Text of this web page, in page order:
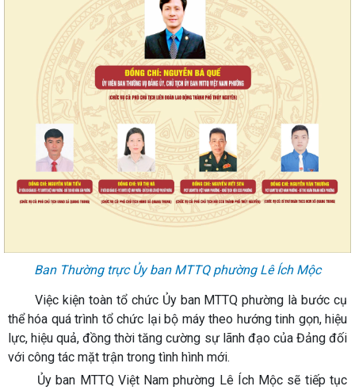
Ban Thường trực Ủy ban MTTQ phường Lê Ích Mộc
Việc kiện toàn tổ chức Ủy ban MTTQ phường là bước cụ
thể hóa quá trình tổ chức lại bộ máy theo hướng tinh gọn, hiệu
lực, hiệu quả, đồng thời tăng cường sự lãnh đạo của Đảng đối
với công tác mặt trận trong tình hình mới.
Ủy ban MTTQ Việt Nam phường Lê Ích Mộc sẽ tiếp tục